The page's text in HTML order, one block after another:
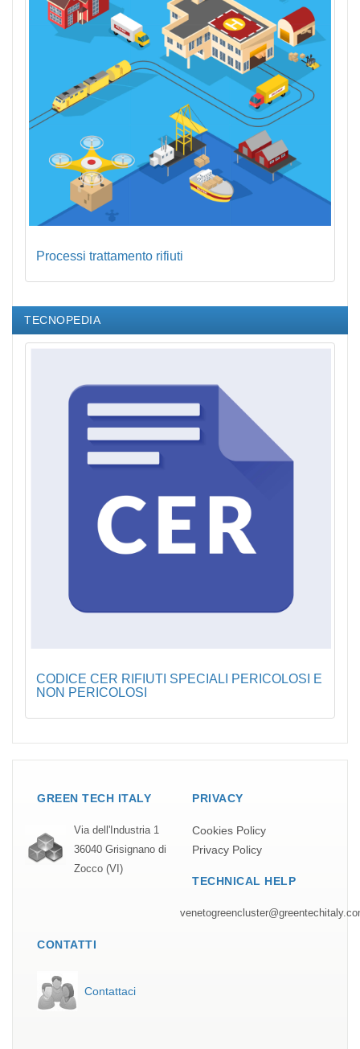
Processi trattamento rifiuti
TECNOPEDIA
CODICE CER RIFIUTI SPECIALI PERICOLOSI E
NON PERICOLOSI
GREEN TECH ITALY
Via dell'Industria 1
36040 Grisignano di
Zocco (VI)
PRIVACY
Cookies Policy
Privacy Policy
TECHNICAL HELP
CONTATTI
Contattaci